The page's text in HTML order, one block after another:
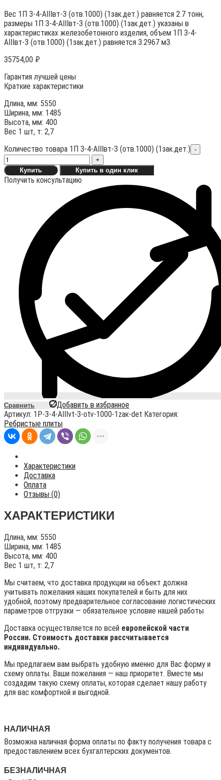
Вес 1П 3-4-АIIIвт-3 (отв.1000) (1зак.дет.) равняется 2.7 тонн,
размеры 1П 3-4-АIIIвт-3 (отв.1000) (1зак.дет.) указаны в
характеристиках железобетонного изделия, объем 1П 3-4-
АIIIвт-3 (отв.1000) (1зак.дет.) равняется 3.2967 м3.
35754,00 ₽
Гарантия лучшей цены
Краткие характеристики
Длина, мм: 5550
Ширина, мм: 1485
Высота, мм: 400
Вес 1 шт, т: 2,7
Количество товара 1П 3-4-АIIIвт-3 (отв.1000) (1зак.дет.) -
+
Купить
Купить в один клик
Получить консультацию
Сравнить
Добавить в избранное
Артикул: 1P-3-4-AIIIvt-3-otv-1000-1zaк-det Категория:
Ребристые плиты
Характеристики
Доставка
Оплата
Отзывы (0)
ХАРАКТЕРИСТИКИ
Длина, мм: 5550
Ширина, мм: 1485
Высота, мм: 400
Вес 1 шт, т: 2,7
Мы считаем, что доставка продукции на объект должна
учитывать пожелания наших покупателей и быть для них
удобной, поэтому предварительное согласование логистических
параметров отгрузки — обязательное условие нашей работы
Доставка осуществляется по всей европейской части
России. Стоимость доставки рассчитывается
индивидуально.
Мы предлагаем вам выбрать удобную именно для Вас форму и
схему оплаты. Ваши пожелания — наш приоритет. Вместе мы
создадим такую схему оплаты, которая сделает нашу работу
для вас комфортной и выгодной.
НАЛИЧНАЯ
Возможна наличная форма оплаты по факту получения товара с
предоставлением всех бухгалтерских документов.
БЕЗНАЛИЧНАЯ